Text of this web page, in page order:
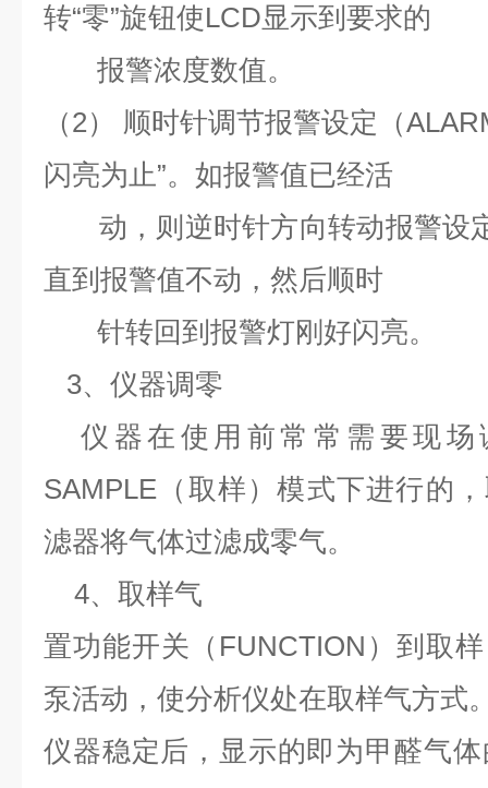
转“零”旋钮使LCD显示到要求的
报警浓度数值。
（2） 顺时针调节报警设定（
闪亮为止”。如报警值已经活
动，则逆时针方向转动报警设
直到报警值不动，然后顺时
针转回到报警灯刚好闪亮。
3、仪器调零
仪器在使用前常常需要现场
SAMPLE（取样）模式下进行的
滤器将气体过滤成零气。
4、取样气
置功能开关（FUNCTION）到取
泵活动，使分析仪处在取样气方式
仪器稳定后，显示的即为甲醛气